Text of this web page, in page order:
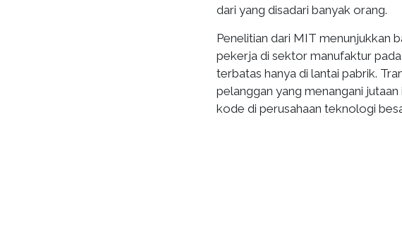
dari yang disadari banyak orang.
Penelitian dari MIT menunjukkan
pekerja di sektor manufaktur
terbatas hanya di lantai pabrik.
pelanggan yang menangani
kode di perusahaan teknologi